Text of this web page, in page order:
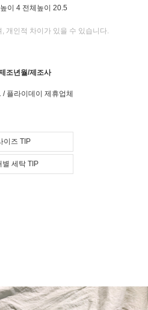
이 4 전체높이 20.5
개인적 차이가 있을 수 있습니다.
조년월/제조사
플라이데이 제휴업체
이즈 TIP
별 세탁 TIP